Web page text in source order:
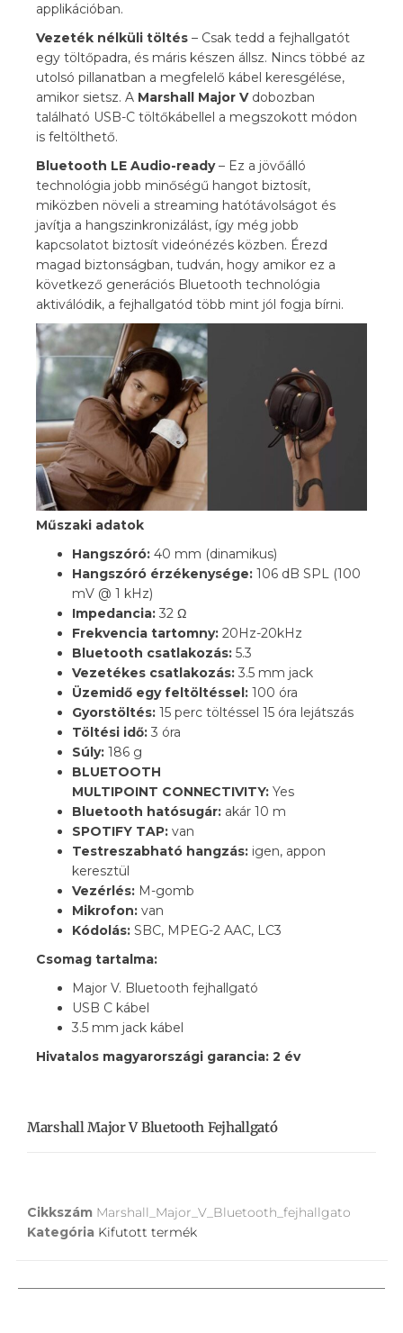
applikációban.
Vezeték nélküli töltés – Csak tedd a fejhallgatót
egy töltőpadra, és máris készen állsz. Nincs többé az
utolsó pillanatban a megfelelő kábel keresgélése,
amikor sietsz. A Marshall Major Vdobozban
található USB-C töltőkábellel a megszokott módon
is feltölthető.
Bluetooth LE Audio-ready– Ez a jövőálló
technológia jobb minőségű hangot biztosít,
miközben növeli a streaming hatótávolságot és
javítja a hangszinkronizálást, így még jobb
kapcsolatot biztosít videónézés közben. Érezd
magad biztonságban, tudván, hogy amikor ez a
következő generációs Bluetooth technológia
aktiválódik, a fejhallgatód több mint jól fogja bírni.
Műszaki adatok
Hangszóró: 40 mm (dinamikus)
Hangszóró érzékenysége: 106 dB SPL (100
mV @ 1 kHz)
Impedancia: 32 Ω
Frekvencia tartomny: 20Hz-20kHz
Bluetooth csatlakozás: 5.3
Vezetékes csatlakozás: 3.5 mm jack
Üzemidő egy feltöltéssel: 100 óra
Gyorstöltés: 15 perc töltéssel 15 óra lejátszás
Töltési idő: 3 óra
Súly: 186 g
BLUETOOTH
MULTIPOINT CONNECTIVITY: Yes
Bluetooth hatósugár: akár 10 m
SPOTIFY TAP: van
Testreszabható hangzás: igen, appon
keresztül
Vezérlés: M-gomb
Mikrofon: van
Kódolás: SBC, MPEG-2 AAC, LC3
Csomag tartalma:
Major V. Bluetooth fejhallgató
USB C kábel
3.5 mm jack kábel
Hivatalos magyarországi garancia: 2 év
Marshall Major V Bluetooth Fejhallgató
Cikkszám Marshall_Major_V_Bluetooth_fejhallgato
Kategória Kifutott termék